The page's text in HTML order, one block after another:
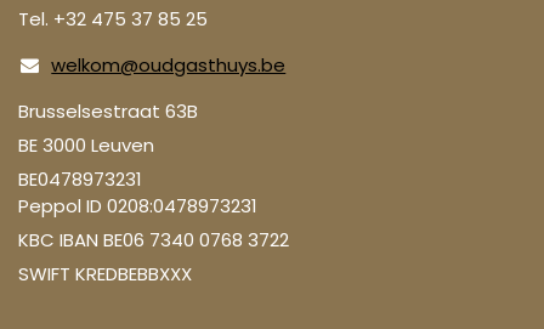
Tel. +32 475 37 85 25
welkom@oudgasthuys.be
Brusselsestraat 63B
BE 3000 Leuven
BE0478973231
Peppol ID 0208:0478973231
KBC IBAN BE06 7340 0768 3722
SWIFT KREDBEBBXXX